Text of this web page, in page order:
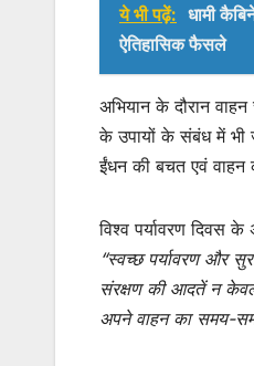
ये भी पढ़ें: धामी
ऐतिहासिक फैसले
अभियान के दौरान
के उपायों के संबंध में भी
ईंधन की बचत एवं वाहन
विश्व पर्यावरण दिवस
“स्वच्छ पर्यावरण और
संरक्षण की आदतें न केवल
अपने वाहन का समय-